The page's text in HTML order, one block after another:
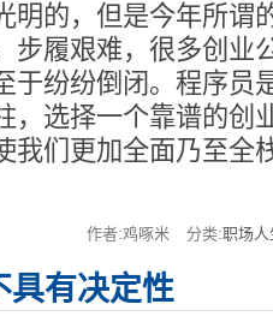
明的，但是今年所谓
步履艰难，很多创业
于纷纷倒闭。程序员
，选择一个靠谱的创
我们更加全面乃至全
作者:鸡啄米 分类:职场人
具有决定性